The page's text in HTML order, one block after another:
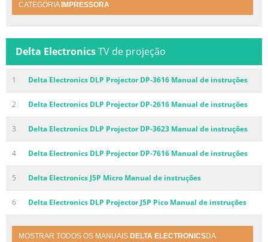
CATEGORIA IMPRESSORA
Delta ElectronicsTV de projeção
1 Delta Electronics DLP Projector DP-3616 Manual de instruções
2 Delta Electronics DLP Projector DP-2616 Manual de instruções
3 Delta Electronics DLP Projector DP-3623 Manual de instruções
4 Delta Electronics DLP Projector DP-7616 Manual de instruções
5 Delta Electronics J5P Micro Manual de instruções
6 Delta Electronics DLP Projector J5P Pico Manual de instruções
MOSTRAR TODOS OS MANUAIS DELTA ELECTRONICSDA